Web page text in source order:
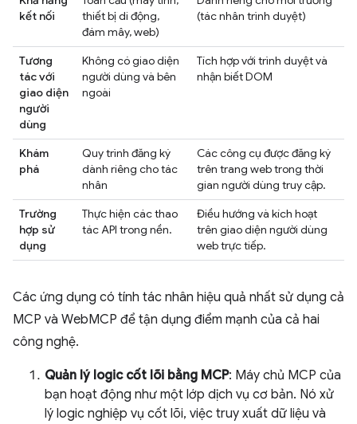
kết nối
thiết bị di động,
đám mây, web)
(tác nhân trình duyệt)
Tương
tác với
giao diện
người
dùng
Không có giao diện
người dùng và bên
ngoài
Tích hợp với trình duyệt và
nhận biết DOM
Khám
phá
Quy trình đăng ký
dành riêng cho tác
nhân
Các công cụ được đăng ký
trên trang web trong thời
gian người dùng truy cập.
Trường
hợp sử
dụng
Thực hiện các thao
tác API trong nền.
Điều hướng và kích hoạt
trên giao diện người dùng
web trực tiếp.
Các ứng dụng có tính tác nhân hiệu quả nhất sử dụng cả
MCP và WebMCP để tận dụng điểm mạnh của cả hai
công nghệ.
Quản lý logic cốt lõi bằng MCP: Máy chủ MCP của
bạn hoạt động như một lớp dịch vụ cơ bản. Nó xử
lý logic nghiệp vụ cốt lõi, việc truy xuất dữ liệu và